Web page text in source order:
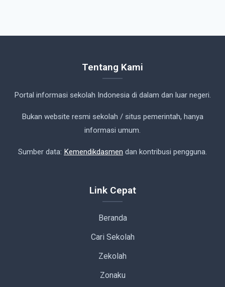
Tentang Kami
Portal informasi sekolah Indonesia di dalam dan luar negeri.
Bukan website resmi sekolah / situs pemerintah, hanya
informasi umum.
Sumber data: Kemendikdasmen dan kontribusi pengguna.
Link Cepat
Beranda
Cari Sekolah
Zekolah
Zonaku